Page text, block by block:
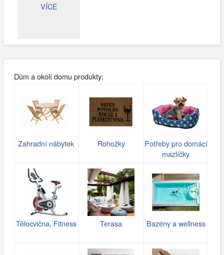
VÍCE
Dům a okolí domu produkty:
Zahradní nábytek Rohožky
Potřeby pro domácí
mazlíčky
Tělocvična, Fitness Terasa Bazény a wellness